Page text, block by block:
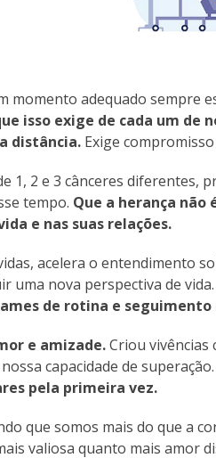
momento adequado sempre
isso exige de cada um de
distância. Exige
1, 2 e 3 cânceres diferentes,
tempo. Que a herança não
e nas suas relações.
acelera o entendimento
uma nova perspectiva de vida.
de rotina e
e amizade.Criou vivências
capacidade de superação.
pela primeira vez.
que somos mais do que a
valiosa quanto mais amor